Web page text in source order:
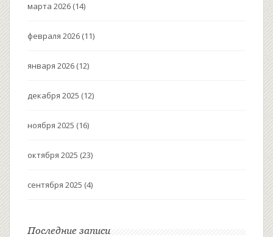
марта 2026 (14)
февраля 2026 (11)
января 2026 (12)
декабря 2025 (12)
ноября 2025 (16)
октября 2025 (23)
сентября 2025 (4)
Последние записи